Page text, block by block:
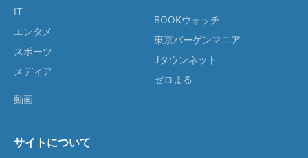
IT
エンタメ
スポーツ
メディア
動画
BOOKウォッチ
東京バーゲンマニア
Jタウンネット
ゼロまる
サイトについて